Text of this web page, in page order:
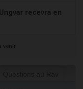
recevra en
venir